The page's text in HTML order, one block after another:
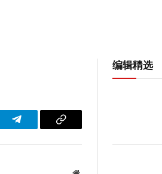
Telegram 复
网
编辑精选